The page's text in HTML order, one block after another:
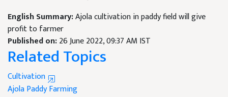
English Summary:Ajola cultivation in paddy field will give
profit to farmer
Published on:26 June 2022, 09:37 AM IST
Related Topics
Cultivation
AjolaPaddy Farming